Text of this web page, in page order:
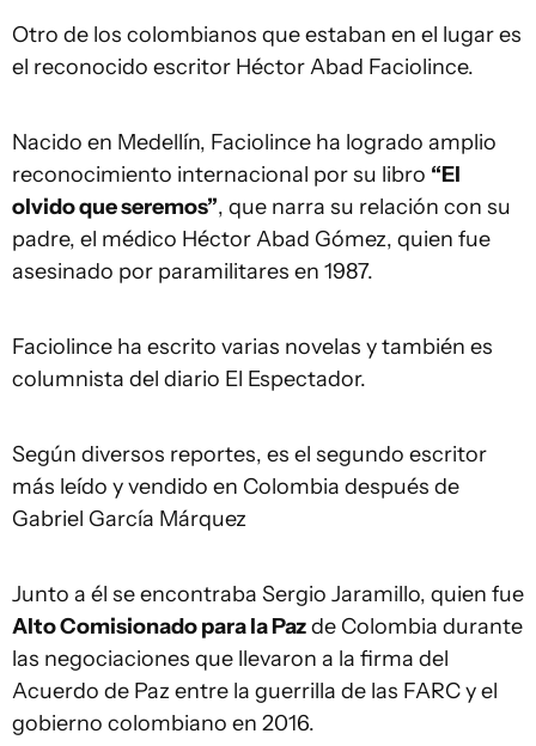
Otro de los colombianos que estaban en el lugar es
el reconocido escritor Héctor Abad Faciolince.
Nacido en Medellín, Faciolince ha logrado amplio
reconocimiento internacional por su libro “El
olvido que seremos”, que narra su relación con su
padre, el médico Héctor Abad Gómez, quien fue
asesinado por paramilitares en 1987.
Faciolince ha escrito varias novelas y también es
columnista del diario El Espectador.
Según diversos reportes, es el segundo escritor
más leído y vendido en Colombia después de
Gabriel García Márquez
Junto a él se encontraba Sergio Jaramillo, quien fue
Alto Comisionado para la Pazde Colombia durante
las negociaciones que llevaron a la firma del
Acuerdo de Paz entre la guerrilla de las FARC y el
gobierno colombiano en 2016.